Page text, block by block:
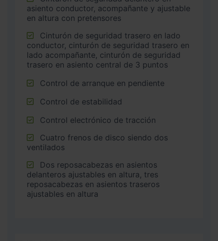
asiento conductor, acompañante y ajustable
en altura con pretensores
conductor, cinturón de seguridad trasero en
lado acompañante, cinturón de seguridad
trasero en asiento central de 3 puntos
Control de arranque en pendiente
Control de estabilidad
Control electrónico de tracción
ventilados
delanteros ajustables en altura, tres
reposacabezas en asientos traseros
ajustables en altura